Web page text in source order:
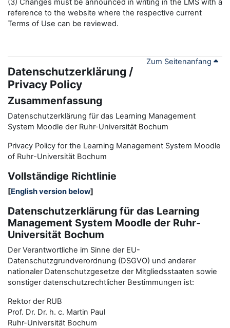
(3) Changes must be announced in writing in the LMS with a
reference to the website where the respective current
Terms of Use can be reviewed.
Zum Seitenanfang
Datenschutzerklärung /
Privacy Policy
Zusammenfassung
Datenschutzerklärung für das Learning Management
System Moodle der Ruhr-Universität Bochum
Privacy Policy for the Learning Management System Moodle
of Ruhr-Universität Bochum
Vollständige Richtlinie
[English version below]
Datenschutzerklärung für das Learning
Management System Moodle der Ruhr-
Universität Bochum
Der Verantwortliche im Sinne der EU-
Datenschutzgrundverordnung (DSGVO) und anderer
nationaler Datenschutzgesetze der Mitgliedsstaaten sowie
sonstiger datenschutzrechtlicher Bestimmungen ist:
Rektor der RUB
Prof. Dr. Dr. h. c. Martin Paul
Ruhr-Universität Bochum